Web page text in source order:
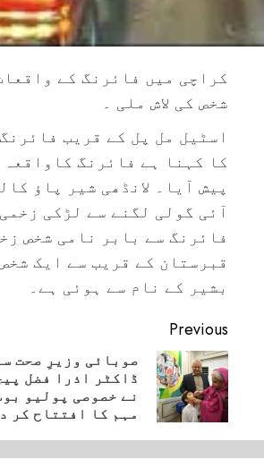
کراچی میں فائرنگ کے
شخص کی لاش ملی ۔
اسٹیل مل پل کے قریب
کا کہنا ہے فائرنگ
پیش آیا۔ لانڈھی شیر پاؤ
آئی گولی لگنے سے لڑکی
فائرنگ سے بابر نامی شخص
قبرستان کے قریب سے ایک
بشیر کے نام سے ہوئی ہے۔
Continue
Reading
Previous
صوبائی وزیرِ صحت
ڈاکٹر اذرا فضل
نے خصوصی پولیو
مہم کا افتتاح کر